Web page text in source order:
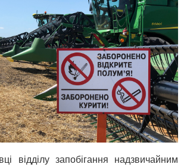
відділу запобігання надзвичайним